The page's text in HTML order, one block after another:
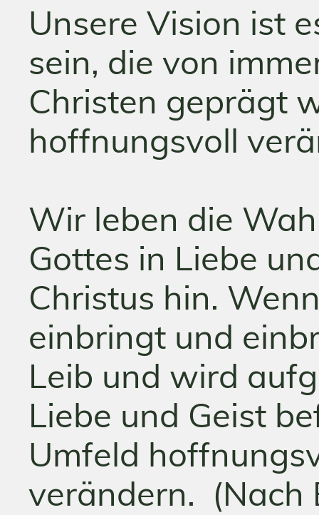
Unsere Vision ist
sein, die von
Christen geprägt
hoffnungsvoll
Wir leben die
Gottes in Liebe
Christus hin.
einbringt und
Leib und wird
Liebe und Geist
Umfeld
verändern. (Nach